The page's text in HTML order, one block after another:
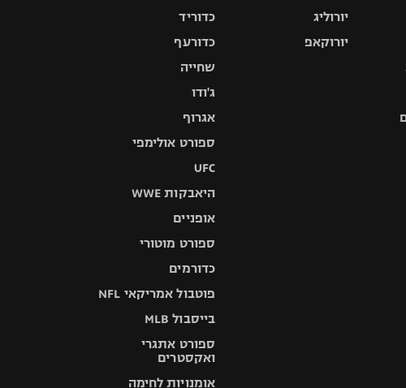
יורוליג
יורוקאפ
כדוריד
כדורעף
שחייה
ג'ודו
אגרוף
ספורט אולימפי
UFC
היאבקות WWE
אופניים
ספורט מוטורי
כדורמים
פוטבול אמריקאי NFL
בייסבול MLB
ספורט אתגרי
ואקסטרים
אומנויות לחימה